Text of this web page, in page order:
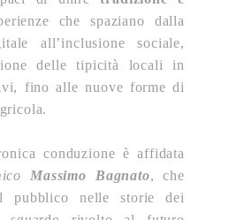
che spaziano dalla
all’inclusione sociale,
delle tipicità locali in
fino alle nuove forme di
conduzione è affidata
Massimo Bagnato, che
pubblico nelle storie dei